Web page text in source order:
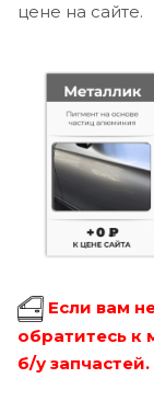
цене на сайте.
Если вам
обратитесь к
б/у запчастей.